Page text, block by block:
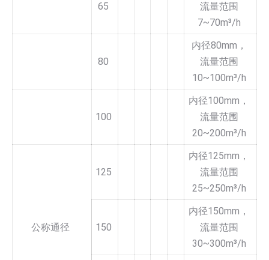
65
流量范围
7~70m³/h
80
内径80mm，
流量范围
10~100m³/h
100
内径100mm，
流量范围
20~200m³/h
公称通径
125
内径125mm，
流量范围
25~250m³/h
150
内径150mm，
流量范围
30~300m³/h